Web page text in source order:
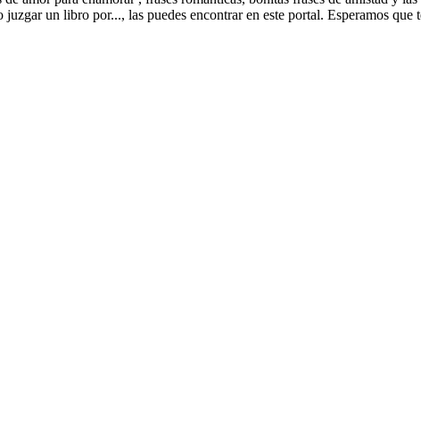
un libro por..., las puedes encontrar en este portal. Esperamos que